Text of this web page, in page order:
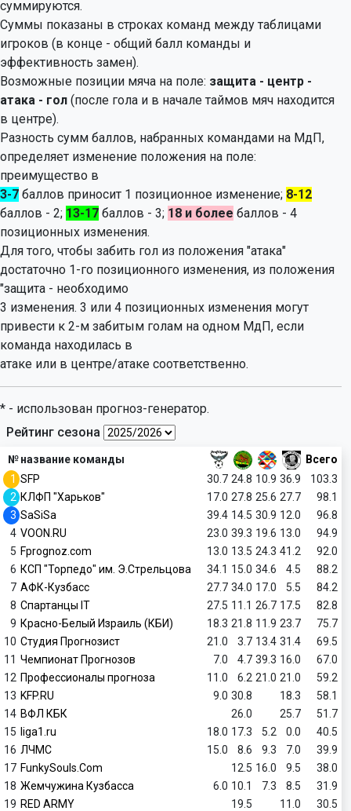
суммируются.
Суммы показаны в строках команд между таблицами
игроков (в конце - общий балл команды и
эффективность замен).
Возможные позиции мяча на поле: защита - центр -
атака - гол (после гола и в начале таймов мяч находится
в центре).
Разность сумм баллов, набранных командами на МдП,
определяет изменение положения на поле:
преимущество в
3-7 баллов приносит 1 позиционное изменение; 8-12
баллов - 2; 13-17 баллов - 3; 18 и более баллов - 4
позиционных изменения.
Для того, чтобы забить гол из положения "атака"
достаточно 1-го позиционного изменения, из положения
"защита - необходимо
3 изменения. 3 или 4 позиционных изменения могут
привести к 2-м забитым голам на одном МдП, если
команда находилась в
атаке или в центре/атаке соответственно.
* - использован прогноз-генератор.
Рейтинг сезона
№название команды
Всего
1 SFP 30.7 24.8 10.9 36.9
103.3
2 КЛФП "Харьков" 17.0 27.8 25.6 27.7
98.1
3 SaSiSa 39.4 14.5 30.9 12.0
96.8
4 VOON.RU 23.0 39.3 19.6 13.0
94.9
5 Fprognoz.com 13.0 13.5 24.3 41.2
92.0
6 КСП "Торпедо" им. Э.Стрельцова 34.1 15.0 34.6 4.5
88.2
7 АФК-Кузбасс 27.7 34.0 17.0 5.5
84.2
8 Спартанцы IT 27.5 11.1 26.7 17.5
82.8
9 Красно-Белый Израиль (КБИ) 18.3 21.8 11.9 23.7
75.7
10 Студия Прогнозист 21.0 3.7 13.4 31.4
69.5
11 Чемпионат Прогнозов 7.0 4.7 39.3 16.0
67.0
12 Профессионалы прогноза 11.0 6.2 21.0 21.0
59.2
13 KFP.RU 9.0 30.8 18.3
58.1
14 ВФЛ КБК 26.0 25.7
51.7
15 liga1.ru 18.0 17.3 5.2 0.0
40.5
16 ЛЧМС 15.0 8.6 9.3 7.0
39.9
17 FunkySouls.Com 12.5 16.0 9.5
38.0
18 Жемчужина Кузбасса 6.0 10.1 7.3 8.5
31.9
19 RED ARMY 19.5 11.0
30.5